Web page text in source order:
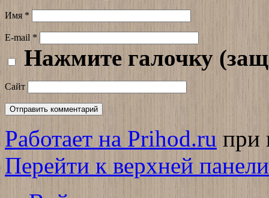
Имя *
E-mail *
Нажмите галочку
Сайт
Работает на Prihod.ruпри
Перейти к верхней панели